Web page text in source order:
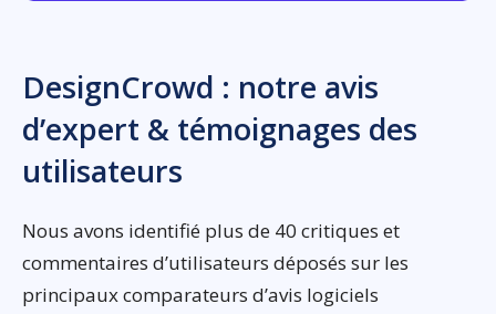
DesignCrowd : notre avis
d’expert & témoignages des
utilisateurs
Nous avons identifié plus de 40 critiques et
commentaires d’utilisateurs déposés sur les
principaux comparateurs d’avis logiciels